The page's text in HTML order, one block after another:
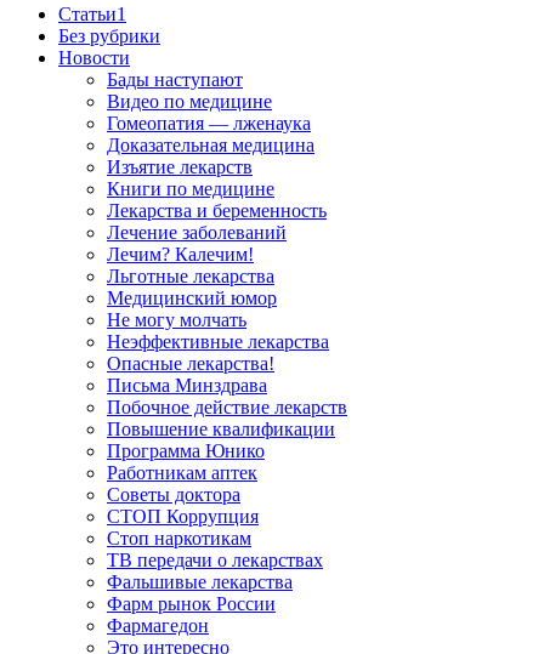
Cтатьи1
Без рубрики
Новости
Бады наступают
Видео по медицине
Гомеопатия — лженаука
Доказательная медицина
Изъятие лекарств
Книги по медицине
Лекарства и беременность
Лечение заболеваний
Лечим? Калечим!
Льготные лекарства
Медицинский юмор
Не могу молчать
Неэффективные лекарства
Опасные лекарства!
Письма Минздрава
Побочное действие лекарств
Повышение квалификации
Программа Юнико
Работникам аптек
Советы доктора
СТОП Коррупция
Стоп наркотикам
ТВ передачи о лекарствах
Фальшивые лекарства
Фарм рынок России
Фармагедон
Это интересно